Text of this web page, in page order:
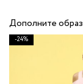
Дополните образ
-24%